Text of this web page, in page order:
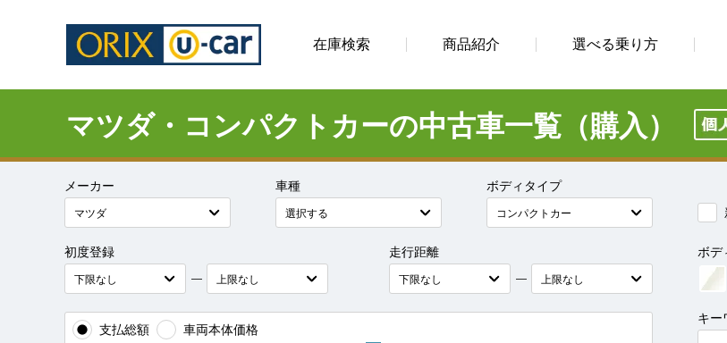
在庫検索 商品紹介 選べる乗り方
マツダ・コンパクトカーの中古車一覧（購入）
メーカー 車種
ボディタイプ
初度登録
―
走行距離
―
ボデ
支払総額 車両本体価格
キー